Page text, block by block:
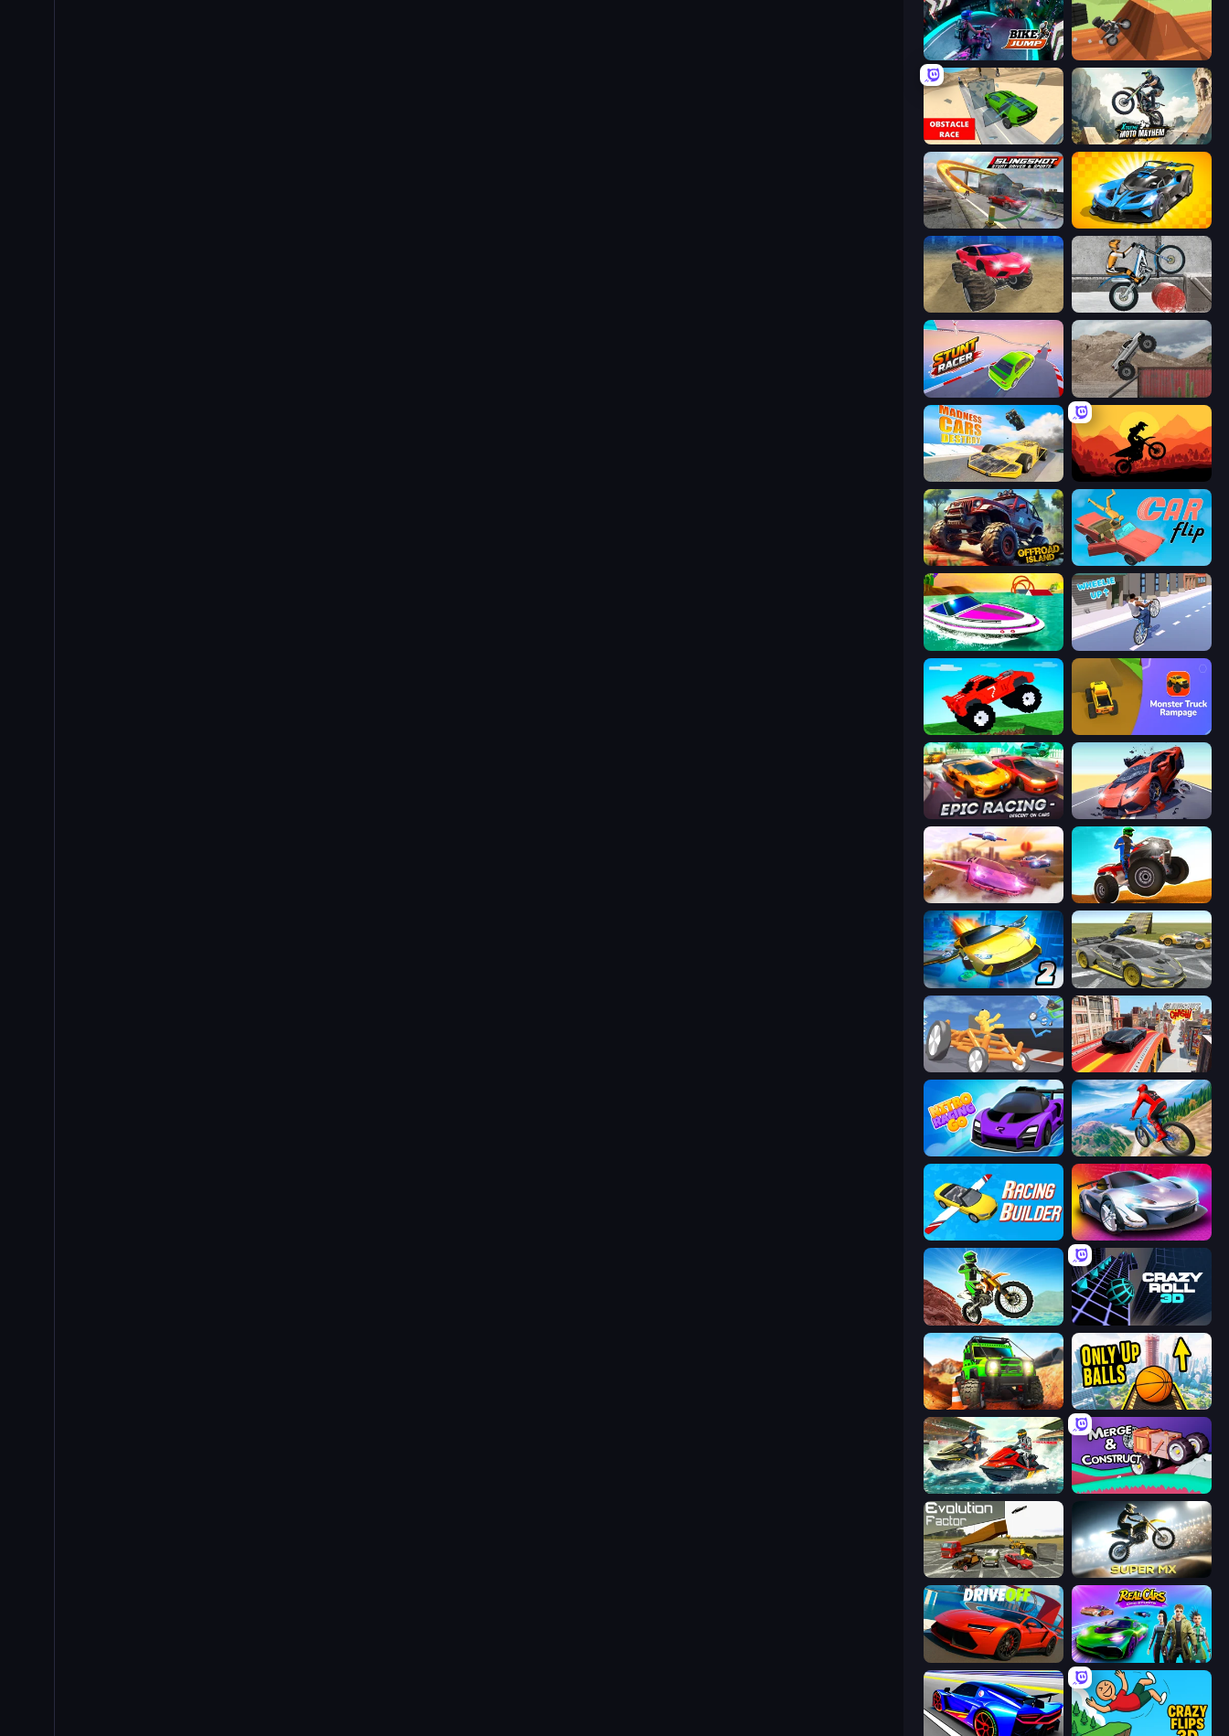
Bike Jump Blocky Trials
Obstacle Race: Destroying Simulator! Xtreme Moto Mayhem
Slingshot Stunt Driver & Sport GT Cars Mega Ramps
Trials Ice Ride
Stunt Racer Hard Wheels
Madness Cars Destroy Sunset Bike Racing
Offroad Island Car Flip!
Jet Boat Racing Wheelie Up
Funny Mad Racing Monster Truck Rampage
Epic Racing - Descent on Cars Hyper Cars Ramp Crash
Ultimate Flying Car ATV Ultimate Offroad
Ultimate Flying Car 2 Wrong Way
Draw Crash Race Slingshot Crash
Nitro Racing Go Riders Downhill Racing
Racing Builder Grand Cyber City
Dirt Bike Mad Skills Crazy Roll 3D
Offroad Life 3D Only Up Balls
Jetski Race Merge & Construct
Evolution Factor Super MX - Last Season
DriveOff Real Cars Epic Stunts